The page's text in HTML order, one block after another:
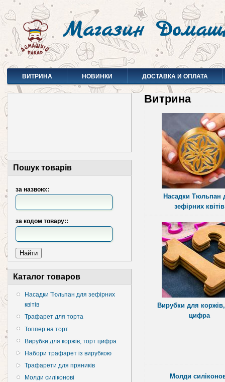
Магазин
ВИТРИНА НОВИНКИ ДОСТАВКА И ОПЛАТА
Пошук товарів
за назвою::
за кодом товару::
Каталог товаров
Насадки Тюльпан для зефірних
квітів
Трафарет для торта
Топпер на торт
Вирубки для коржів, торт цифра
Набори трафарет із вирубкою
Трафарети для пряників
Молди силіконові
Витрина
Насадки Тюльпан
зефірних квітів
Вирубки для
цифра
Молди